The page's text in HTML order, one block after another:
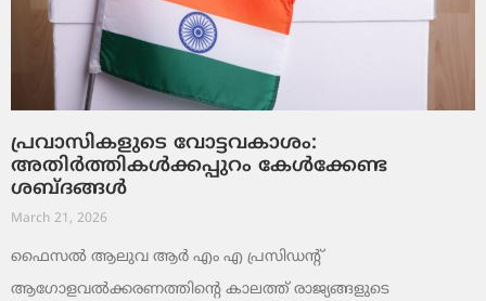
പ്രവാസികളുടെ വോട്ടവകാശം:
അതിർത്തികൾക്കപ്പുറം കേൾക്കേണ്ട
ശബ്ദങ്ങൾ
March 21, 2026
ഫൈസൽ ആലുവ ആർ എം എ പ്രസിഡന്റ്
ആഗോളവൽക്കരണത്തിന്റെ കാലത്ത് രാജ്യങ്ങളുടെ